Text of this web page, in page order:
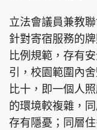
立法會議員兼教
針對寄宿服務的
比例規範，存有
引，校園範圍內
比十，即一個人
的環境較複雜，
存有隱憂；同層